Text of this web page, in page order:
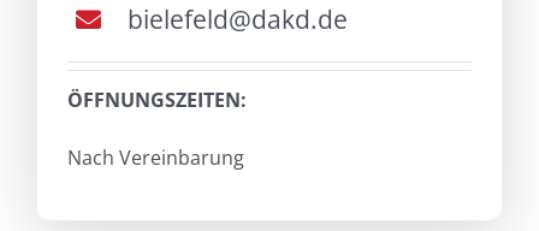
bielefeld@dakd.de
ÖFFNUNGSZEITEN:
Nach Vereinbarung